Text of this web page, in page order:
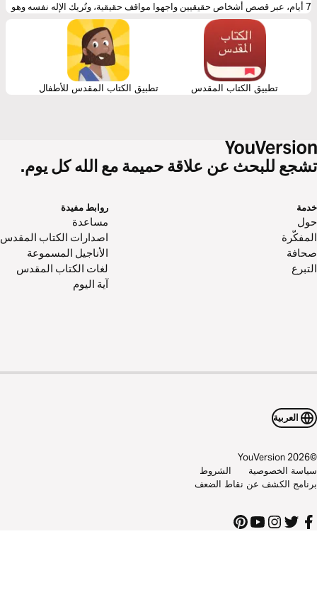
7 أيام، عبر قصص أشخاص حقيقيين واجهوا مواقف حقيقية، وتُريك الإله نفسه وهو
يعمل في كل واحدة منها. مرارًا وتكرارًا يذكّرنا الكتاب المقدس: إنه لا يزال الإله
الذي يفتح طريقًا.
تطبيق الكتاب المقدس تطبيق الكتاب المقدس للأطفال
للبحث عن علاقة حميمة مع الله كل يوم.
روابط مفيدة
مساعدة
اصدارات الكتاب المقدس
الأناجيل المسموعة
لغات الكتاب المقدس
آية اليوم
العربية
2026
YouVersion
الخصوصية
الشروط
الكشف عن نقاط الضعف